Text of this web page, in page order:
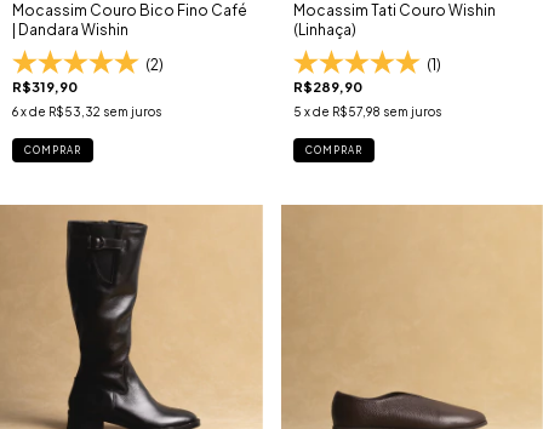
Mocassim Couro Bico Fino Café
| Dandara Wishin
(2)
R$319,90
6x de R$53,32 sem juros
COMPRAR
Mocassim Tati Couro Wishin
(Linhaça)
(1)
R$289,90
5 x de R$57,98 sem juros
COMPRAR